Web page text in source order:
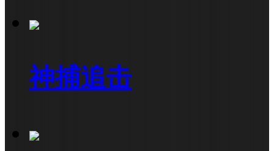
神捕追击